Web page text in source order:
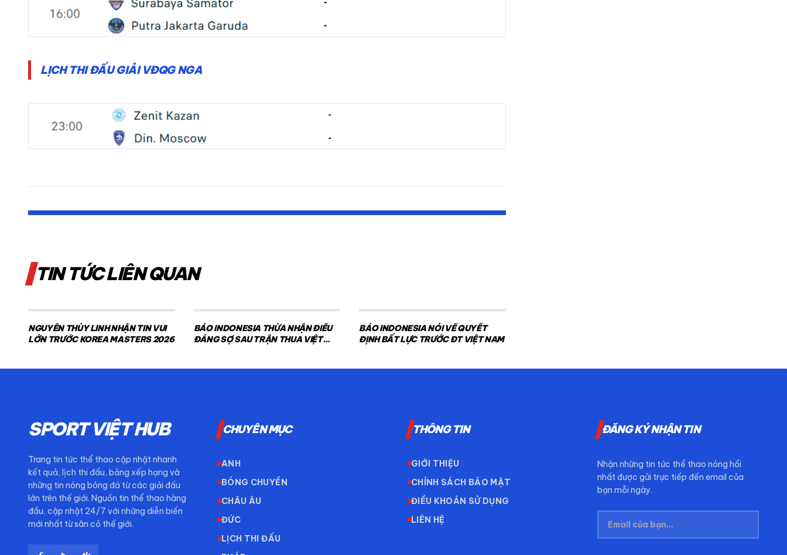
LỊCH THI ĐẤU GIẢI VĐQG NGA
TIN TỨC LIÊN QUAN
NGUYỄN THÙY LINH NHẬN TIN VUI
LỚN TRƯỚC KOREA MASTERS 2026
BÁO INDONESIA THỪA NHẬN ĐIỀU
ĐÁNG SỢ SAU TRẬN THUA VIỆT
BÁO INDONESIA NÓI VỀ QUYẾT
ĐỊNH BẤT LỰC TRƯỚC ĐT VIỆT NAM
SPORT VIỆT HUB
Trang tin tức thể thao cập nhật nhanh
kết quả, lịch thi đấu, bảng xếp hạng và
những tin nóng bóng đá từ các giải đấu
lớn trên thế giới. Nguồn tin thể thao hàng
đầu, cập nhật 24/7 với những diễn biến
mới nhất từ sân cỏ thế giới.
CHUYÊN MỤC
ANH
BÓNG CHUYỀN
CHÂU ÂU
ĐỨC
LỊCH THI ĐẤU
THÔNG TIN
GIỚI THIỆU
CHÍNH SÁCH BẢO MẬT
ĐIỀU KHOẢN SỬ DỤNG
LIÊN HỆ
ĐĂNG KÝ NHẬN TIN
Nhận những tin tức thể thao nóng hổi
nhất được gửi trực tiếp đến email của
bạn mỗi ngày.